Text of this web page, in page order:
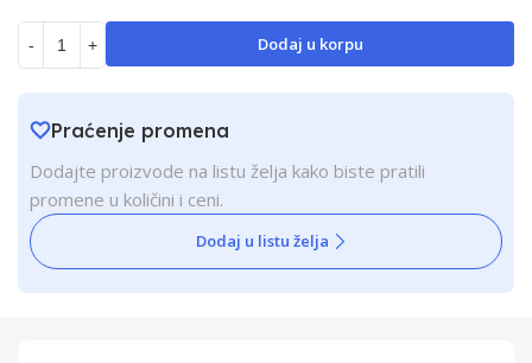
- + Dodaj u korpu
Praćenje promena
Dodajte proizvode na listu želja kako biste pratili
promene u količini i ceni.
Dodaj u listu želja